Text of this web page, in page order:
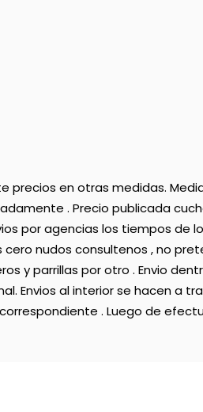
precios en otras medidas.
. Precio publicada
por agencias los tiempos de
nudos consultenos , no
y parrillas por otro . Envio
Envios al interior se hacen a
. Luego de